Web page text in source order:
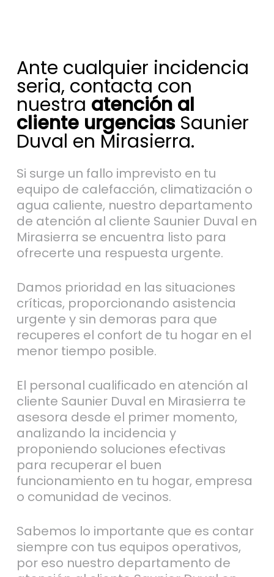
Ante cualquier incidencia
seria, contacta con
nuestra atención al
cliente urgenciasSaunier
Duval en Mirasierra.
Si surge un fallo imprevisto en tu
equipo de calefacción, climatización o
agua caliente, nuestro departamento
de atención al cliente Saunier Duval en
Mirasierra se encuentra listo para
ofrecerte una respuesta urgente.
Damos prioridad en las situaciones
críticas, proporcionando asistencia
urgente y sin demoras para que
recuperes el confort de tu hogar en el
menor tiempo posible.
El personal cualificado en atención al
cliente Saunier Duval en Mirasierra te
asesora desde el primer momento,
analizando la incidencia y
proponiendo soluciones efectivas
para recuperar el buen
funcionamiento en tu hogar, empresa
o comunidad de vecinos.
Sabemos lo importante que es contar
siempre con tus equipos operativos,
por eso nuestro departamento de